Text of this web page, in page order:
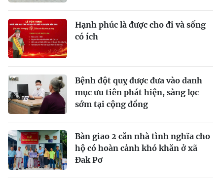
Hạnh phúc là được cho đi và sống
có ích
Bệnh đột quỵ được đưa vào danh
mục ưu tiên phát hiện, sàng lọc
sớm tại cộng đồng
Bàn giao 2 căn nhà tình nghĩa cho
hộ có hoàn cảnh khó khăn ở xã
Đak Pơ